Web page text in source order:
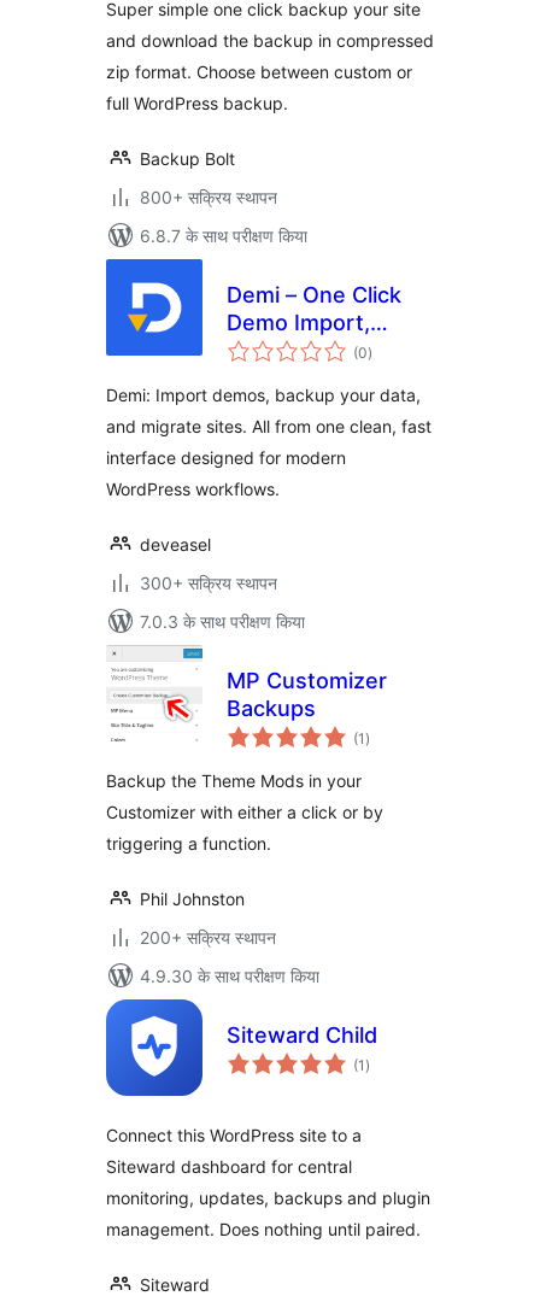
Super simple one click backup your site
and download the backup in compressed
zip format. Choose between custom or
full WordPress backup.
Backup Bolt
800+ सक्रिय स्थापन
6.8.7 के साथ परीक्षण किया
Demi – One Click
Demo Import,
Backup & Site
(0कुल
दर)
Demi: Import demos, backup your data,
and migrate sites. All from one clean, fast
interface designed for modern
WordPress workflows.
deveasel
300+ सक्रिय स्थापन
7.0.3 के साथ परीक्षण किया
MP Customizer
Backups
(1 कुल
दर)
Backup the Theme Mods in your
Customizer with either a click or by
triggering a function.
Phil Johnston
200+ सक्रिय स्थापन
4.9.30 के साथ परीक्षण किया
Siteward Child
(1 कुल
दर)
Connect this WordPress site to a
Siteward dashboard for central
monitoring, updates, backups and plugin
management. Does nothing until paired.
Siteward